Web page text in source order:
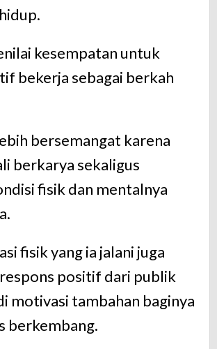
kesempatan untuk
bekerja sebagai berkah
bersemangat karena
berkarya sekaligus
fisik dan mentalnya
fisik yang ia jalani juga
positif dari publik
motivasi tambahan baginya
berkembang.